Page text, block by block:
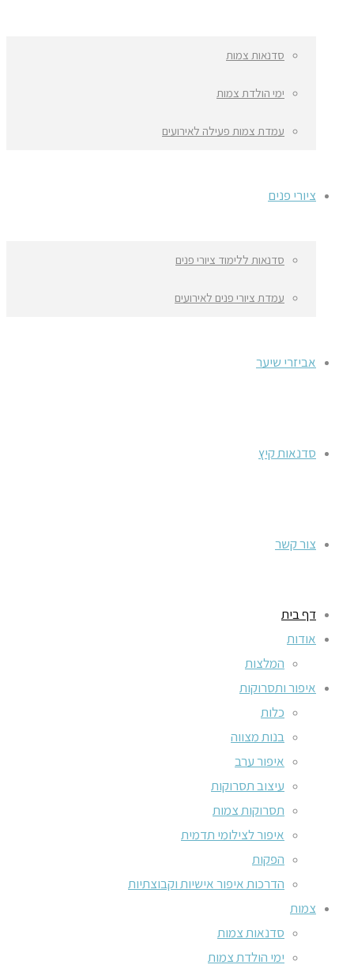
סדנאות צמות
ימי הולדת צמות
עמדת צמות פעילה לאירועים
ציורי פנים
סדנאות ללימוד ציורי פנים
עמדת ציורי פנים לאירועים
אביזרי שיער
סדנאות קיץ
צור קשר
דף בית
אודות
המלצות
איפור ותסרוקות
כלות
בנות מצווה
איפור ערב
עיצוב תסרוקות
תסרוקות צמות
איפור לצילומי תדמית
הפקות
הדרכות איפור אישיות וקבוצתיות
צמות
סדנאות צמות
ימי הולדת צמות